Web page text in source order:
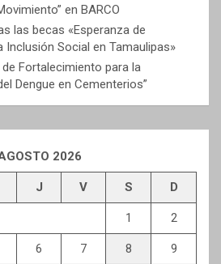
en BARCO
las becas «Esperanza de
Inclusión Social en Tamaulipas»
de Fortalecimiento para la
Dengue en Cementerios”
2026
J V S D
1 2
6 7 8 9